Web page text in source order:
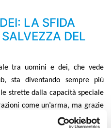
LA SFIDA
DEL
tra uomini e dei, che vede
sta diventando sempre più
strette dalla capacità speciale
come un’arma, ma grazie
ogni immaginazione ribalta